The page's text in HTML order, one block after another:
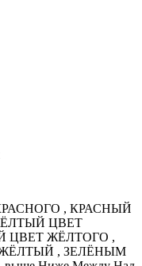
, КРАСНЫЙ
ЦВЕТ
ЦВЕТ ЖЁЛТОГО ,
, ЗЕЛЁНЫМ